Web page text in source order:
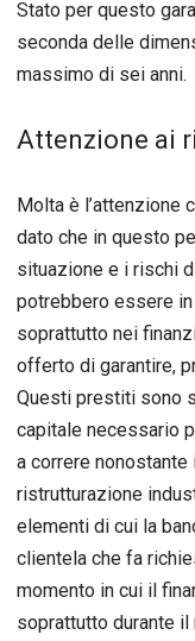
Stato per questo
seconda delle
massimo di sei anni.
Attenzione ai
Molta è l’attenzione
dato che in questo
situazione e i rischi
potrebbero essere
soprattutto nei
offerto di garantire,
Questi prestiti sono
capitale necessario
a correre
ristrutturazione
elementi di cui la
clientela che fa
momento in cui il
soprattutto durante il